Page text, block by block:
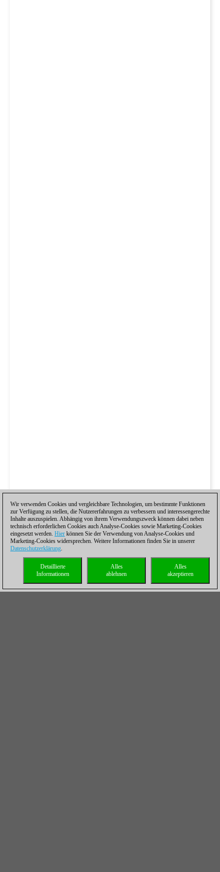
Wir verwenden Cookies und vergleichbare Technologien, um bestimmte Funktionen
zur Verfügung zu stellen, die Nutzererfahrungen zu verbessern und interessengerechte
Inhalte auszuspielen. Abhängig von ihrem Verwendungszweck können dabei neben
technisch erforderlichen Cookies auch Analyse-Cookies sowie Marketing-Cookies
eingesetzt werden. Hier können Sie der Verwendung von Analyse-Cookies und
Marketing-Cookies widersprechen. Weitere Informationen finden Sie in unserer
Datenschutzerklärung.
Alles
akzeptieren
Alles
ablehnen
Detaillierte
Informationen